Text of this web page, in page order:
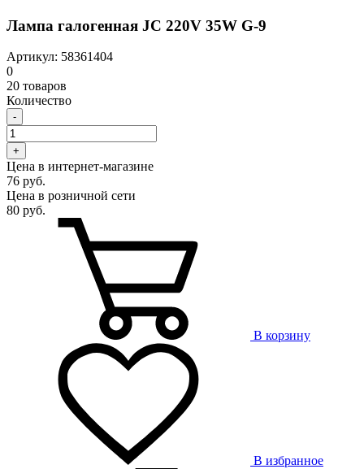
Лампа галогенная JC 220V 35W G-9
Артикул: 58361404
0
20 товаров
Количество
-
+
Цена в интернет-магазине
76 руб.
Цена в розничной сети
80 руб.
В корзину
В избранное